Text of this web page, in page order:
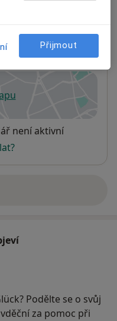
v nové záložce
není aktivní
Podělte se o svůj
za pomoc při
Přijmout